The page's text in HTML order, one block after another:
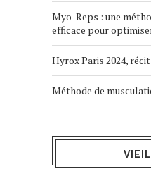
Myo-Reps : une
efficace pour
Hyrox Paris 2024,
Méthode de